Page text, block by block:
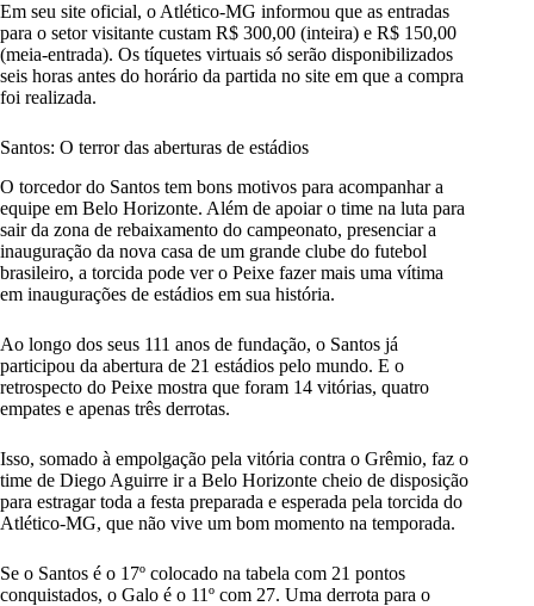
Em seu site oficial, o Atlético-MG informou que as entradas
para o setor visitante custam R$ 300,00 (inteira) e R$ 150,00
(meia-entrada). Os tíquetes virtuais só serão disponibilizados
seis horas antes do horário da partida no site em que a compra
foi realizada.
Santos: O terror das aberturas de estádios
O torcedor do Santos tem bons motivos para acompanhar a
equipe em Belo Horizonte. Além de apoiar o time na luta para
sair da zona de rebaixamento do campeonato, presenciar a
inauguração da nova casa de um grande clube do futebol
brasileiro, a torcida pode ver o Peixe fazer mais uma vítima
em inaugurações de estádios em sua história.
Ao longo dos seus 111 anos de fundação, o Santos já
participou da abertura de 21 estádios pelo mundo. E o
retrospecto do Peixe mostra que foram 14 vitórias, quatro
empates e apenas três derrotas.
Isso, somado à empolgação pela vitória contra o Grêmio, faz o
time de Diego Aguirre ir a Belo Horizonte cheio de disposição
para estragar toda a festa preparada e esperada pela torcida do
Atlético-MG, que não vive um bom momento na temporada.
Se o Santos é o 17º colocado na tabela com 21 pontos
conquistados, o Galo é o 11º com 27. Uma derrota para o